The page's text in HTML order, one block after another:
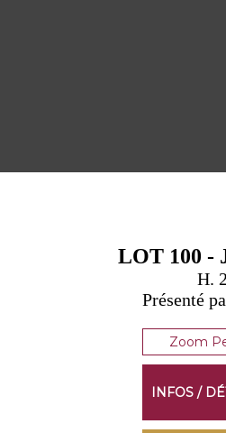
LOT 100 -
H.
Présenté
Zoom
INFOS /